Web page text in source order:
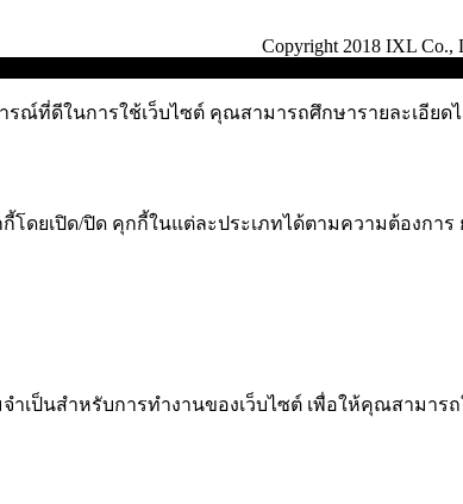
Copyright 2018 IXL Co.,
รณ์ที่ดีในการใช้เว็บไซต์ คุณสามารถศึกษารายละเอียด
ดยเปิด/ปิด คุกกี้ในแต่ละประเภทได้ตามความต้องการ
ำเป็นสำหรับการทำงานของเว็บไซต์ เพื่อให้คุณสามาร